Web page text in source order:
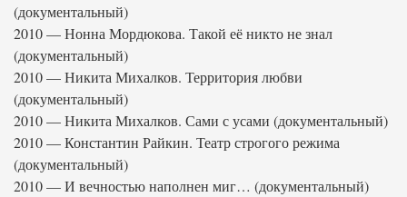
(документальный)
2010 — Нонна Мордюкова. Такой её никто не знал
(документальный)
2010 — Никита Михалков. Территория любви
(документальный)
2010 — Никита Михалков. Сами с усами (документальный)
2010 — Константин Райкин. Театр строгого режима
(документальный)
2010 — И вечностью наполнен миг… (документальный)